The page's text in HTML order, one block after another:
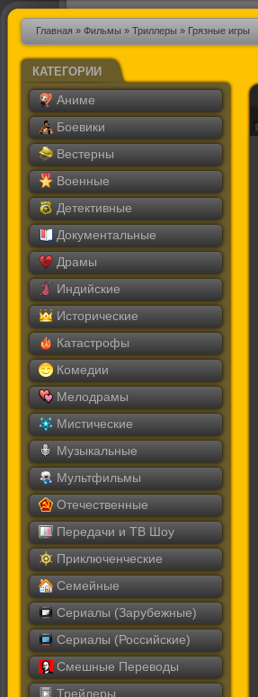
Главная » Фильмы » Триллеры » Грязные игры
КАТЕГОРИИ
Аниме
Боевики
Вестерны
Военные
Детективные
Документальные
Драмы
Индийские
Исторические
Катастрофы
Комедии
Мелодрамы
Мистические
Музыкальные
Мультфильмы
Отечественные
Передачи и ТВ Шоу
Приключенческие
Семейные
Сериалы (Зарубежные)
Сериалы (Российские)
Смешные Переводы
Трейлеры